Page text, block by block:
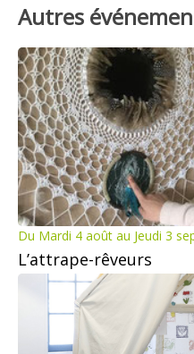
Autres
Du Mardi 4 août au Jeudi 3
L’attrape-rêveurs